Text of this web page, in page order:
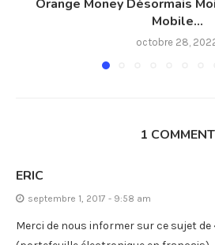
Orange Money Désormais
Mobile...
octobre 28,
1 COMMENT
ERIC
septembre 1, 2017 - 9:58 am
Merci de nous informer sur ce sujet de